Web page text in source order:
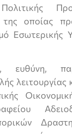
οποίας
Εσωτερικής
ευθύνη,
λειτουργίας